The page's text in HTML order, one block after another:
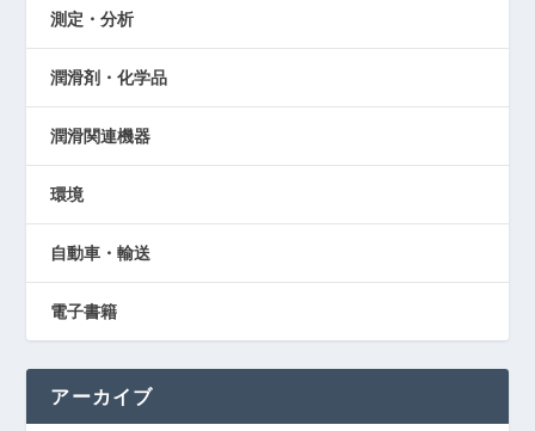
測定・分析
潤滑剤・化学品
潤滑関連機器
環境
自動車・輸送
電子書籍
アーカイブ